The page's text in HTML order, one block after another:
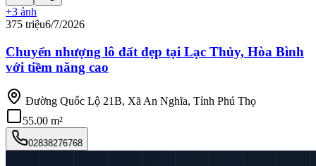
+3 ảnh
375 triệu6/7/2026
Chuyển nhượng lô đất đẹp tại Lạc Thủy, Hòa Bình
với tiềm năng cao
Đường Quốc Lộ 21B, Xã An Nghĩa, Tỉnh Phú Thọ
55.00 m²
02838276768